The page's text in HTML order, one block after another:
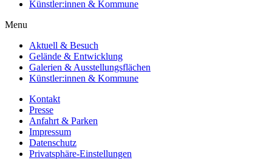
Künstler:innen & Kommune
Menu
Aktuell & Besuch
Gelände & Entwicklung
Galerien & Ausstellungsflächen
Künstler:innen & Kommune
Kontakt
Presse
Anfahrt & Parken
Impressum
Datenschutz
Privatsphäre-Einstellungen